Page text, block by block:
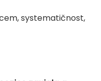
systematičnost,